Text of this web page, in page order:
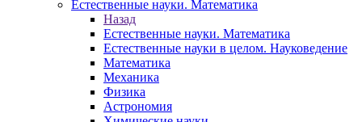
Естественные науки. Математика
Назад
Естественные науки. Математика
Естественные науки в целом. Науковедение
Математика
Механика
Физика
Астрономия